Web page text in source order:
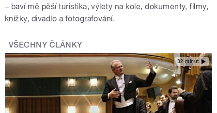
– baví mě pěší turistika, výlety na kole, dokumenty, filmy,
knížky, divadlo a fotografování.
VŠECHNY ČLÁNKY
32 minut